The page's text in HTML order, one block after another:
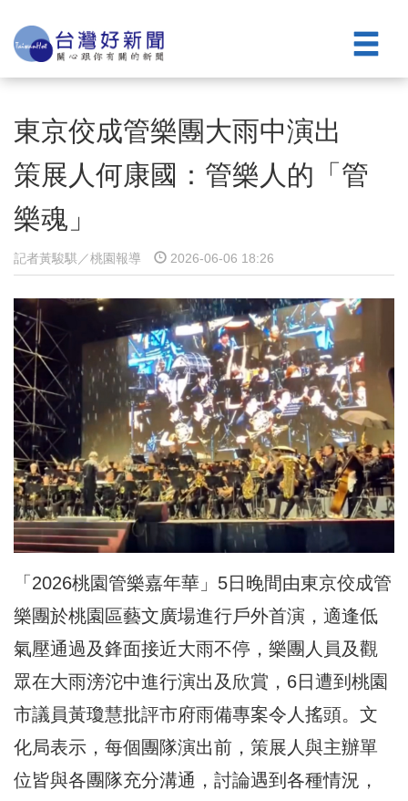
東京佼成管樂團大雨中演出
策展人何康國：管樂人的「管
樂魂」
記者黃駿騏／桃園報導 2026-06-06 18:26
「2026桃園管樂嘉年華」5日晚間由東京佼成管
樂團於桃園區藝文廣場進行戶外首演，適逢低
氣壓通過及鋒面接近大雨不停，樂團人員及觀
眾在大雨滂沱中進行演出及欣賞，6日遭到桃園
市議員黃瓊慧批評市府雨備專案令人搖頭。文
化局表示，每個團隊演出前，策展人與主辦單
位皆與各團隊充分溝通，討論遇到各種情況，